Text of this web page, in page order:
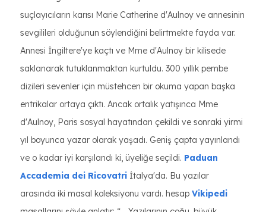
suçlayıcıların karısı Marie Catherine d'Aulnoy ve annesinin
sevgilileri olduğunun söylendiğini belirtmekte fayda var.
Annesi İngiltere'ye kaçtı ve Mme d'Aulnoy bir kilisede
saklanarak tutuklanmaktan kurtuldu. 300 yıllık pembe
dizileri sevenler için müstehcen bir okuma yapan başka
entrikalar ortaya çıktı. Ancak ortalık yatışınca Mme
d'Aulnoy, Paris sosyal hayatından çekildi ve sonraki yirmi
yıl boyunca yazar olarak yaşadı. Geniş çapta yayınlandı
ve o kadar iyi karşılandı ki, üyeliğe seçildi. Paduan
Accademia dei Ricovatri İtalya'da. Bu yazılar
arasında iki masal koleksiyonu vardı. hesap Vikipedi